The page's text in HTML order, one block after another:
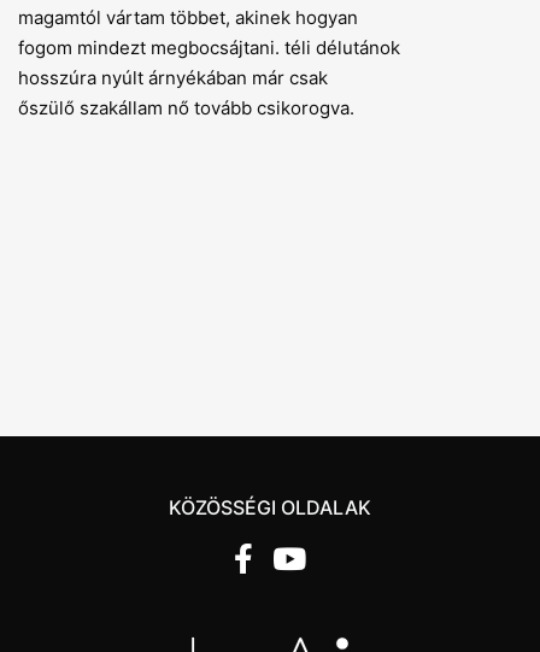
magamtól vártam többet, akinek hogyan
fogom mindezt megbocsájtani. téli délutánok
hosszúra nyúlt árnyékában már csak
őszülő szakállam nő tovább csikorogva.
KÖZÖSSÉGI OLDALAK